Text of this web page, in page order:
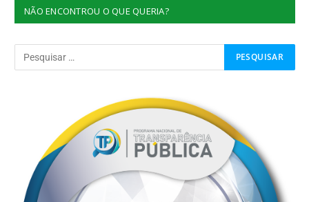
NÃO ENCONTROU O QUE QUERIA?